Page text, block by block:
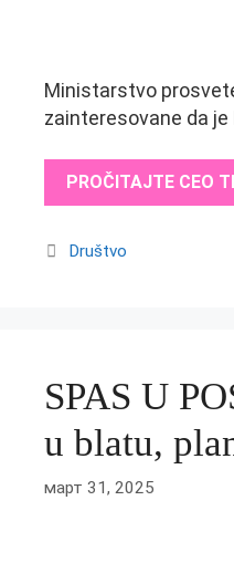
Ministarstvo
zainteresovane da
PROČITAJTE CEO
Categories
Društvo
SPAS U
u blatu,
март 31, 2025